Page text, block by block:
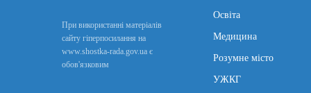
При використанні матеріалів
сайту гіперпосилання на
www.shostka-rada.gov.ua є
обов'язковим
Освіта
Медицина
Розумне місто
УЖКГ